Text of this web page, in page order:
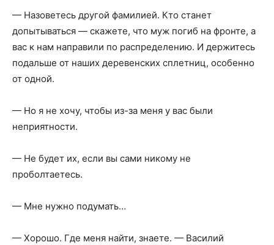
— Назоветесь другой фамилией. Кто станет
допытываться — скажете, что муж погиб на фронте, а
вас к нам направили по распределению. И держитесь
подальше от наших деревенских сплетниц, особенно
от одной.
— Но я не хочу, чтобы из-за меня у вас были
неприятности.
— Не будет их, если вы сами никому не
проболтаетесь.
— Мне нужно подумать…
— Хорошо. Где меня найти, знаете. — Василий